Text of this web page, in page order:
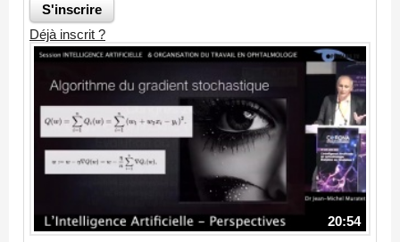
Déjà inscrit ?
20:54